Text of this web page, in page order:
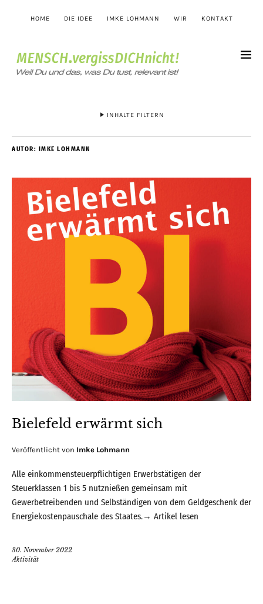
HOME DIE IDEE IMKE LOHMANN WIR KONTAKT
INHALTE FILTERN
AUTOR: IMKE LOHMANN
Bielefeld erwärmt sich
Veröffentlicht von Imke Lohmann
Alle einkommensteuerpflichtigen Erwerbstätigen der
Steuerklassen 1 bis 5 nutznießen gemeinsam mit
Gewerbetreibenden und Selbständigen von dem Geldgeschenk der
Energiekostenpauschale des Staates.→ Artikel lesen
30. November 2022
Aktivität